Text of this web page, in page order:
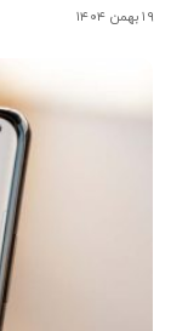
۱۹ بهمن ۱۴۰۴